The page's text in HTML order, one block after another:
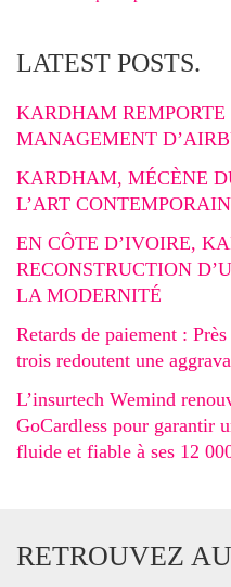
LATEST POSTS.
KARDHAM REMPORTE
MANAGEMENT
KARDHAM, MÉCÈNE
L’ART
EN CÔTE D’IVOIRE,
RECONSTRUCTION
LA MODERNITÉ
Retards de paiement :
trois redoutent une
L’insurtech Wemind
GoCardless pour garantir
fluide et fiable à ses 12
RETROUVEZ